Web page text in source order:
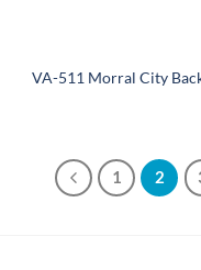
VA-511 Morral City
1 2